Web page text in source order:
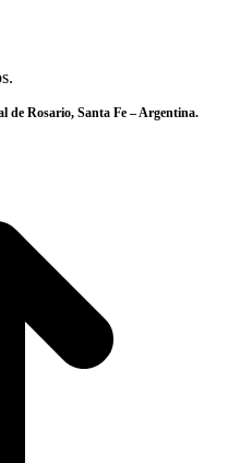
de Rosario, Santa Fe – Argentina.